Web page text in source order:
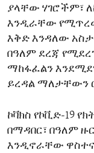
ያላቸው ሃገሮችም፣
እንዲራቸው
እቅድ እንዳለው
በዓለም ደረጃ
ማከፋፈልን
ይረዳል ማለታቸውን
ኮቫክስ የኮቪድ-19
በማዳበር፣ በዓለም
እንዲኖራቸው